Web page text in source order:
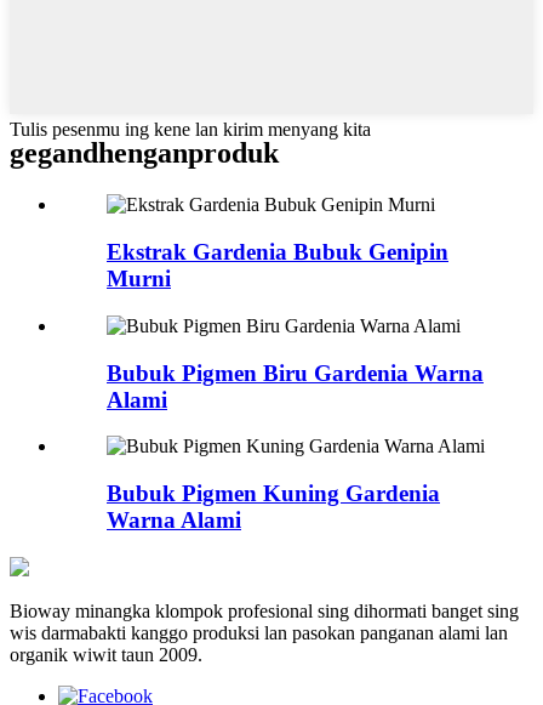
Tulis pesenmu ing kene lan kirim menyang kita
gegandhenganproduk
Ekstrak Gardenia Bubuk Genipin
Murni
Bubuk Pigmen Biru Gardenia Warna
Alami
Bubuk Pigmen Kuning Gardenia
Warna Alami
Bioway minangka klompok profesional sing dihormati banget sing
wis darmabakti kanggo produksi lan pasokan panganan alami lan
organik wiwit taun 2009.